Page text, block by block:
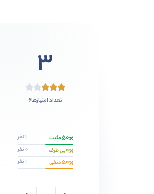
3
تعداد امتیازها6
50مثبت 1 نفر
0بی طرف 0 نفر
50منفی 1 نفر